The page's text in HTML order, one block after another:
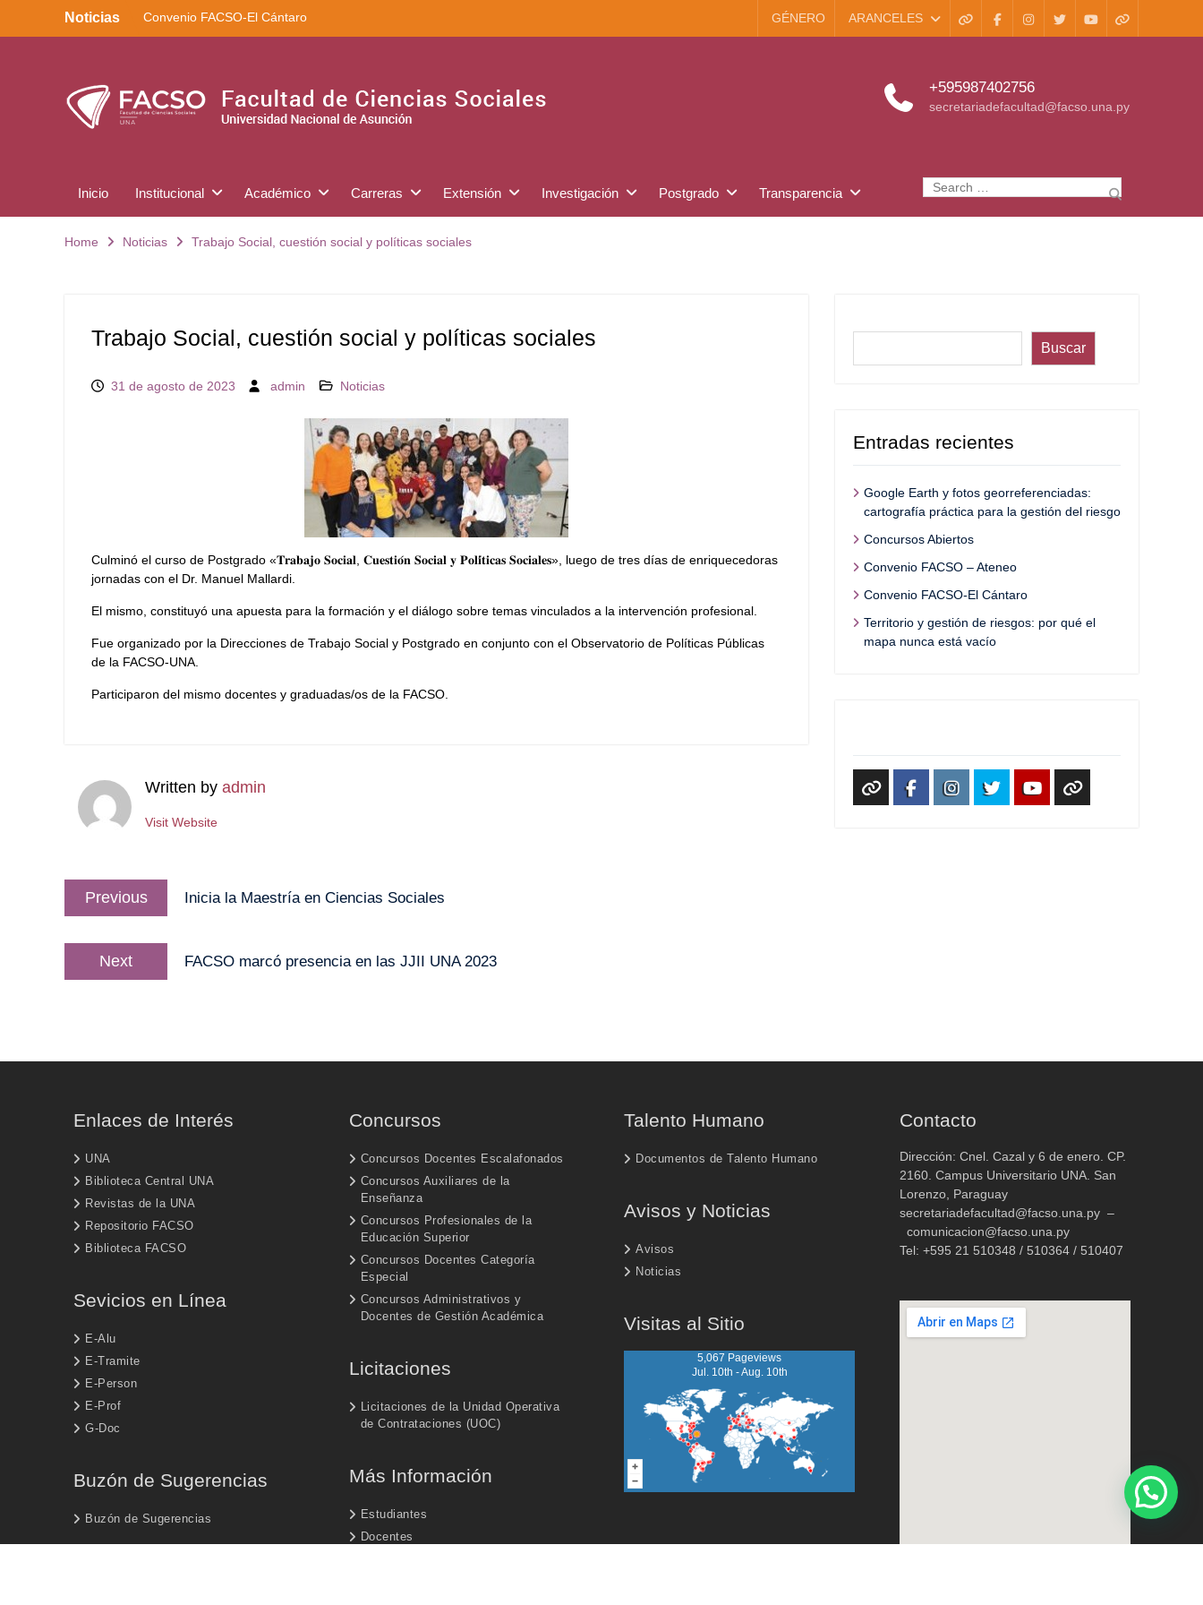
Noticias
Convenio FACSO-El Cántaro
Kera yvoty en SciELO
WhatsAppFacebookInstagram
X YoutubeTikTok
GÉNERO ARANCELES
+595987402756
secretariadefacultad@facso.una.py
Inicio Institucional Académico Carreras Extensión Investigación Postgrado Transparencia
Search
for:
Home Noticias Trabajo Social, cuestión social y políticas sociales
Trabajo Social, cuestión social y políticas sociales
31 de agosto de 2023 admin Noticias
Culminó el curso de Postgrado «𝐓𝐫𝐚𝐛𝐚𝐣𝐨 𝐒𝐨𝐜𝐢𝐚𝐥, 𝐂𝐮𝐞𝐬𝐭𝐢𝐨́𝐧 𝐒𝐨𝐜𝐢𝐚𝐥 𝐲 𝐏𝐨𝐥𝐢́𝐭𝐢𝐜𝐚𝐬 𝐒𝐨𝐜𝐢𝐚𝐥𝐞𝐬», luego de tres días de enriquecedoras
jornadas con el Dr. Manuel Mallardi.
El mismo, constituyó una apuesta para la formación y el diálogo sobre temas vinculados a la intervención profesional.
Fue organizado por la Direcciones de Trabajo Social y Postgrado en conjunto con el Observatorio de Políticas Públicas
de la FACSO-UNA.
Participaron del mismo docentes y graduadas/os de la FACSO.
Written by admin
Visit Website
Navegación
Previous
post:
Inicia la Maestría en Ciencias Sociales
Next
post:
FACSO marcó presencia en las JJII UNA 2023
Buscar
Entradas recientes
Google Earth y fotos georreferenciadas:
cartografía práctica para la gestión del riesgo
Concursos Abiertos
Convenio FACSO – Ateneo
Convenio FACSO-El Cántaro
Territorio y gestión de riesgos: por qué el
mapa nunca está vacío
Enlaces de Interés
UNA
Biblioteca Central UNA
Revistas de la UNA
Repositorio FACSO
Biblioteca FACSO
Sevicios en Línea
E-Alu
E-Tramite
E-Person
E-Prof
G-Doc
Buzón de Sugerencias
Buzón de Sugerencias
Concursos
Concursos Docentes Escalafonados
Concursos Auxiliares de la
Enseñanza
Concursos Profesionales de la
Educación Superior
Concursos Docentes Categoría
Especial
Concursos Administrativos y
Docentes de Gestión Académica
Licitaciones
Licitaciones de la Unidad Operativa
de Contrataciones (UOC)
Más Información
Estudiantes
Docentes
Talento Humano
Documentos de Talento Humano
Avisos y Noticias
Avisos
Noticias
Visitas al Sitio
5,067 Pageviews
Jul. 10th - Aug. 10th
Contacto
Dirección: Cnel. Cazal y 6 de enero. CP.
2160. Campus Universitario UNA. San
Lorenzo, Paraguay
secretariadefacultad@facso.una.py –
comunicacion@facso.una.py
Tel: +595 21 510348 / 510364 / 510407